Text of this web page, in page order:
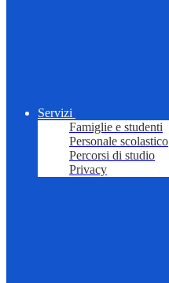
Servizi
Famiglie e studenti
Personale scolastico
Percorsi di studio
Privacy